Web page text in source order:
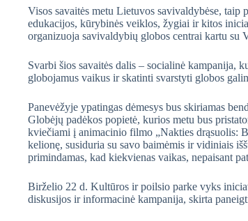
Visos savaitės metu Lietuvos savivaldybėse,
edukacijos, kūrybinės veiklos, žygiai ir kitos
organizuoja savivaldybių globos centrai kartu su
Svarbi šios savaitės dalis – socialinė kampanija,
globojamus vaikus ir skatinti svarstyti globos
Panevėžyje ypatingas dėmesys bus skiriamas
Globėjų padėkos popietė, kurios metu bus
kviečiami į animacinio filmo „Nakties drąsuolis:
kelionę, susiduria su savo baimėmis ir vidiniais
primindamas, kad kiekvienas vaikas, nepaisant
Birželio 22 d. Kultūros ir poilsio parke vyks
diskusijos ir informacinė kampanija, skirta